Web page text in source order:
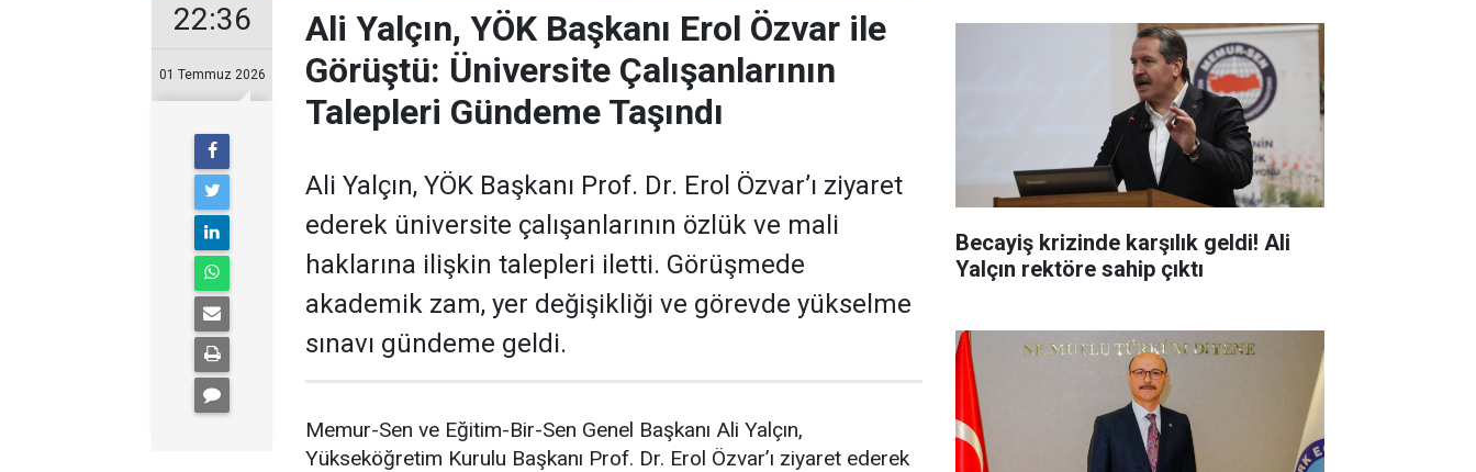
22:36
01 Temmuz 2026
Ali Yalçın, YÖK Başkanı Erol Özvar ile
Görüştü: Üniversite Çalışanlarının
Talepleri Gündeme Taşındı
Ali Yalçın, YÖK Başkanı Prof. Dr. Erol Özvar’ı ziyaret
ederek üniversite çalışanlarının özlük ve mali
haklarına ilişkin talepleri iletti. Görüşmede
akademik zam, yer değişikliği ve görevde yükselme
sınavı gündeme geldi.
Memur-Sen ve Eğitim-Bir-Sen Genel Başkanı Ali Yalçın,
Yükseköğretim Kurulu Başkanı Prof. Dr. Erol Özvar’ı ziyaret ederek
Becayiş krizinde karşılık geldi! Ali
Yalçın rektöre sahip çıktı